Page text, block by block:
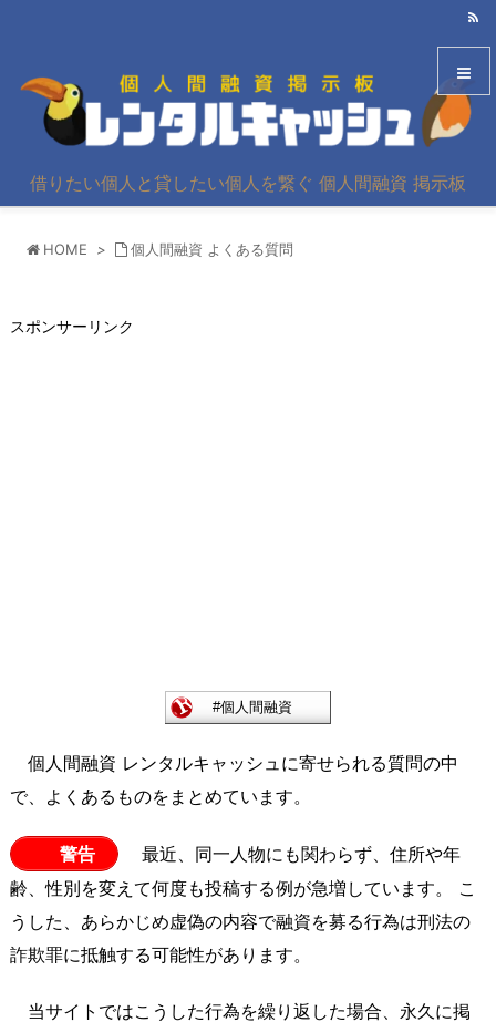
借りたい個人と貸したい個人を繋ぐ 個人間融資 掲示板
HOME > 個人間融資 よくある質問
スポンサーリンク
個人間融資 レンタルキャッシュに寄せられる質問の中
で、よくあるものをまとめています。
警告
最近、同一人物にも関わらず、住所や年
齢、性別を変えて何度も投稿する例が急増しています。 こ
うした、あらかじめ虚偽の内容で融資を募る行為は刑法の
詐欺罪に抵触する可能性があります。
当サイトではこうした行為を繰り返した場合、永久に掲